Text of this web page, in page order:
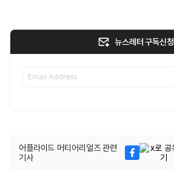
뉴스레터 구독신청
어플라이드 머티어리얼즈 관련
기사